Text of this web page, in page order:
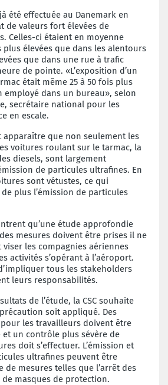
été effectuée au Danemark en
de valeurs fort élevées de
Celles-ci étaient en moyenne
élevées que dans les alentours
que dans une rue à trafic
de pointe. «L’exposition d’un
était même 25 à 50 fois plus
employé dans un bureau», selon
secrétaire national pour les
en escale.
apparaître que non seulement les
voitures roulant sur le tarmac, la
diesels, sont largement
de particules ultrafines. En
sont vétustes, ce qui
plus l’émission de particules
qu’une étude approfondie
mesures doivent être prises il ne
les compagnies aériennes
activités s’opérant à l’aéroport.
tous les stakeholders
leurs responsabilités.
de l’étude, la CSC souhaite
soit appliqué. Des
les travailleurs doivent être
et un contrôle plus sévère de
doit s’effectuer. L’émission et
ultrafines peuvent être
de mesures telles que l’arrêt des
masques de protection.